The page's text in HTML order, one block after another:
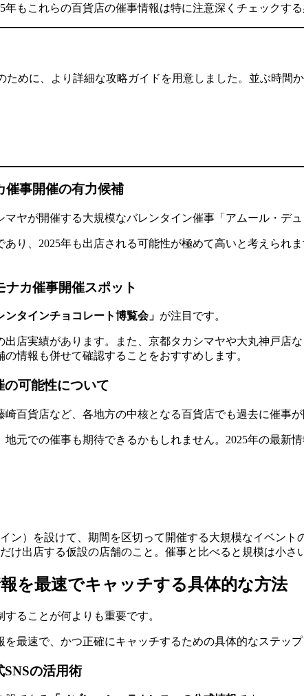
年もこれらの百貨店の催事情報は特に注意深くチェックする
めに、より詳細な攻略ガイドを用意しました。並ぶ時間
催事開催の有力候補
マヤが開催する大規模なバレンタイン催事「アムール・デュ
り、 2025年も出店される可能性が極めて高いと考えられ
ナカ催事開催スポット
タインチョコレート博覧会」 が注目です。
出店実績があります。また、京都タカシマヤや大丸神戸店
の情報も併せて確認することをおすすめします。
可能性について
百貨店など、各地方の中核となる百貨店でも過去に催事
地元での催事も期待できるかもしれません。2025年の最新
ン）を設けて、期間を区切って開催する大規模なイベント
け出店する仮設の店舗のこと。催事と比べると規模は小さ
を最速でキャッチする具体的な方法
ることが何よりも重要です。
最速で、かつ正確にキャッチするための具体的なステップ
の活用術